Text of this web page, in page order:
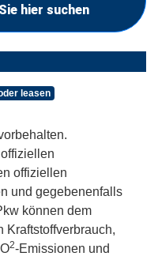
hier suchen
leasen
offiziellen
und gegebenenfalls
können dem
Kraftstoffverbrauch,
2-Emissionen und